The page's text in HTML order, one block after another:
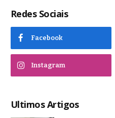
Redes Sociais
Facebook
Instagram
Ultimos Artigos